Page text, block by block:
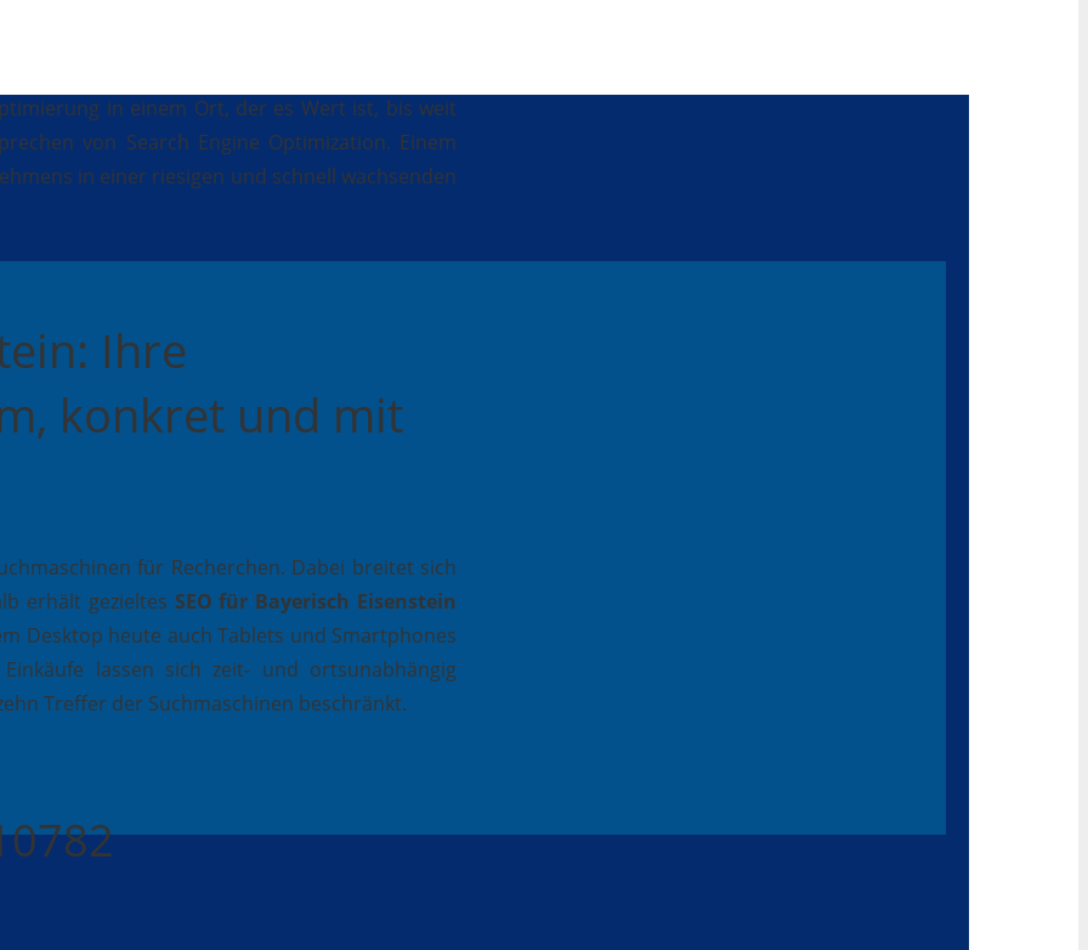
in einem Ort, der es Wert ist, bis weit
von Search Engine Optimization. Einem
in einer riesigen und schnell wachsenden
Ihre
konkret und mit
für Recherchen. Dabei breitet sich
erhält gezieltes SEO für Bayerisch Eisenstein
Desktop heute auch Tablets und Smartphones
lassen sich zeit- und ortsunabhängig
Treffer der Suchmaschinen beschränkt.